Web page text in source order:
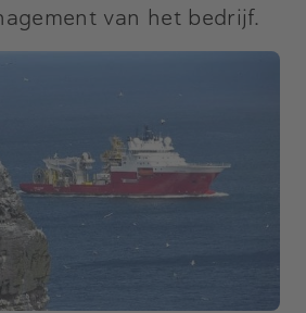
van het bedrijf.